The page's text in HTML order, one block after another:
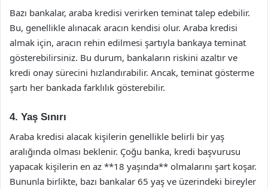
Bazı bankalar, araba kredisi verirken teminat talep edebilir.
Bu, genellikle alınacak aracın kendisi olur. Araba kredisi
almak için, aracın rehin edilmesi şartıyla bankaya teminat
gösterebilirsiniz. Bu durum, bankaların riskini azaltır ve
kredi onay sürecini hızlandırabilir. Ancak, teminat gösterme
şartı her bankada farklılık gösterebilir.
4. Yaş Sınırı
Araba kredisi alacak kişilerin genellikle belirli bir yaş
aralığında olması beklenir. Çoğu banka, kredi başvurusu
yapacak kişilerin en az **18 yaşında** olmalarını şart koşar.
Bununla birlikte, bazı bankalar 65 yaş ve üzerindeki bireyler